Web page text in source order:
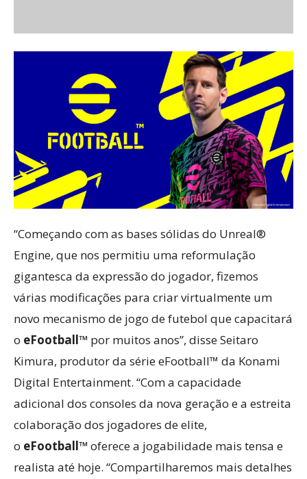
“Começando com as bases sólidas do Unreal®
Engine, que nos permitiu uma reformulação
gigantesca da expressão do jogador, fizemos
várias modificações para criar virtualmente um
novo mecanismo de jogo de futebol que capacitará
o eFootball™ por muitos anos”, disse Seitaro
Kimura, produtor da série eFootball™ da Konami
Digital Entertainment. “Com a capacidade
adicional dos consoles da nova geração e a estreita
colaboração dos jogadores de elite,
o eFootball™ oferece a jogabilidade mais tensa e
realista até hoje. “Compartilharemos mais detalhes